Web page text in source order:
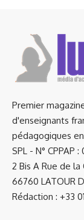
Premier
d'enseignants
pédagogiques
SPL - N° CPPAP :
2 Bis A Rue de la
66760 LATOUR
Rédaction : +33